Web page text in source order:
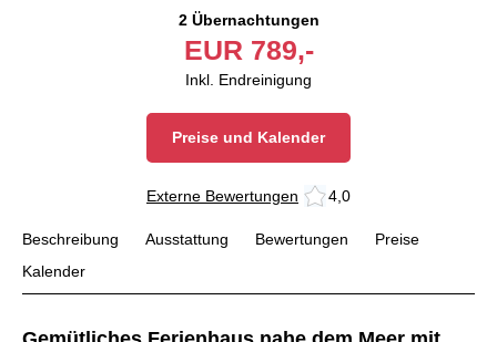
2 Übernachtungen
EUR 789,-
Inkl. Endreinigung
Preise und Kalender
Externe Bewertungen 4,0
Beschreibung Ausstattung Bewertungen
Preise
Kalender